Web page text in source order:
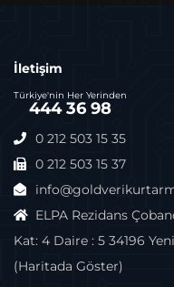
Zayi Raporu Nedir,
İletişim
Türkiye'nin Her Yerinden
444 36 98
0 212 503 15 35
0 212 503 15 37
ELPA Rezidans
Kat: 4 Daire : 5 34196
(Haritada Göster)